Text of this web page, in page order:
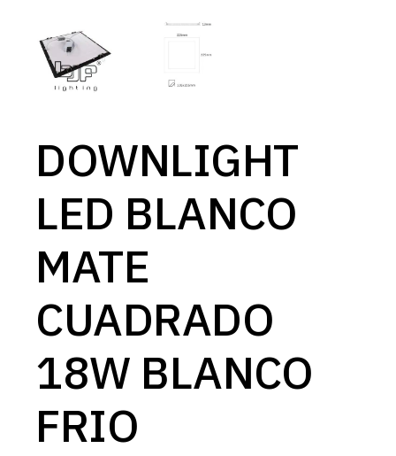
DOWNLIGHT
LED BLANCO
MATE
CUADRADO
18W BLANCO
FRIO